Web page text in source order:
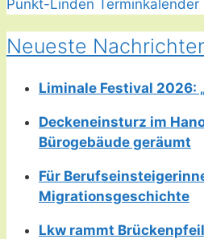
Neueste
Liminale Festival 2026:
Deckeneinsturz im
Bürogebäude geräumt
Für
Migrationsgeschichte
Lkw rammt